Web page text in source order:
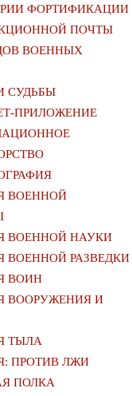
ФОРТИФИКАЦИИ
ПОЧТЫ
ВОЕННЫХ
СУДЬБЫ
ПРИЛОЖЕНИЕ
ВОЕННОЙ
ВОЕННОЙ НАУКИ
ВОЕННОЙ РАЗВЕДКИ
ВОИН
ВООРУЖЕНИЯ И
ТЫЛА
ПРОТИВ ЛЖИ
ПОЛКА